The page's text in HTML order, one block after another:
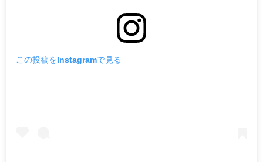
この投稿をInstagramで見る